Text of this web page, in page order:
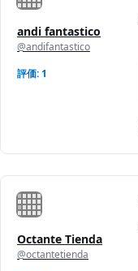
andi fantastico
@andifantastico
評価: 1
Octante Tienda
@octantetienda